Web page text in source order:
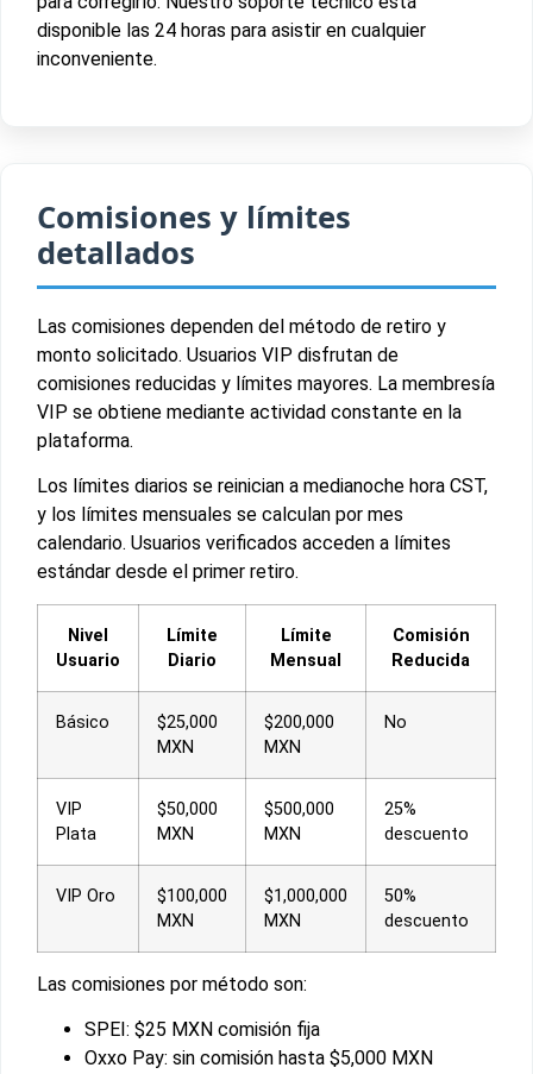
disponible las 24 horas para asistir en cualquier
inconveniente.
Comisiones y límites
detallados
Las comisiones dependen del método de retiro y
monto solicitado. Usuarios VIP disfrutan de
comisiones reducidas y límites mayores. La membresía
VIP se obtiene mediante actividad constante en la
plataforma.
Los límites diarios se reinician a medianoche hora CST,
y los límites mensuales se calculan por mes
calendario. Usuarios verificados acceden a límites
estándar desde el primer retiro.
Nivel
Usuario
Límite
Diario
Límite
Mensual
Comisión
Reducida
Básico
$25,000
MXN
$200,000
MXN
No
VIP
Plata
$50,000
MXN
$500,000
MXN
25%
descuento
VIP Oro
$100,000
MXN
$1,000,000
MXN
50%
descuento
Las comisiones por método son:
SPEI: $25 MXN comisión fija
Oxxo Pay: sin comisión hasta $5,000 MXN